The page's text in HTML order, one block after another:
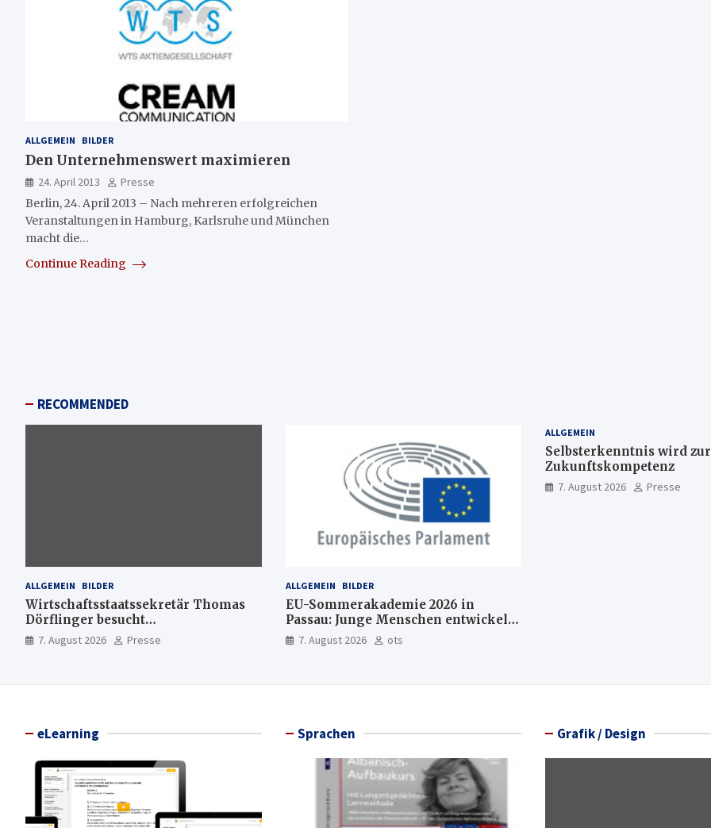
ALLGEMEIN BILDER
Den Unternehmenswert maximieren
24. April 2013
Presse
Berlin, 24. April 2013 – Nach mehreren erfolgreichen
Veranstaltungen in Hamburg, Karlsruhe und München
macht die…
Continue Reading
RECOMMENDED
ALLGEMEIN BILDER
Wirtschaftsstaatssekretär Thomas
Dörflinger besucht
Handwerksbetrieb im
Kammerbezirk Freiburg
7. August 2026 Presse
ALLGEMEIN BILDER
EU-Sommerakademie 2026 in
Passau: Junge Menschen entwickeln
Ideen für Europas Zukunft
7. August 2026 ots
ALLGEMEIN
Selbsterkenntnis wird zur
Zukunftskompetenz
7. August 2026 Presse
eLearning Sprachen Grafik / Design